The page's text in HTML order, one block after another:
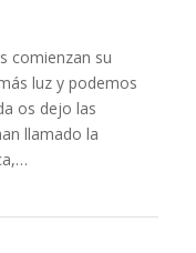
comienzan su
luz y podemos
os dejo las
llamado la